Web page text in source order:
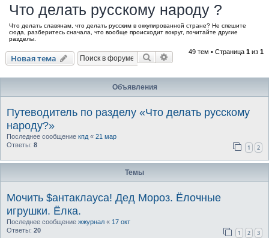
Что делать русскому народу ?
Что делать славянам, что делать русским в оккупированной стране? Не спешите
сюда, разберитесь сначала, что вообще происходит вокруг, почитайте другие
разделы.
Новая тема Поиск Расширенный поиск
49 тем • Страница 1 из 1
Объявления
Путеводитель по разделу «Что делать русскому
народу?»
Последнее сообщение кпд « 21 мар
Ответы: 8 1 2
Темы
Мочить $антаклауса! Дед Мороз. Ёлочные
игрушки. Ёлка.
Последнее сообщение жжурнал « 17 окт
Ответы: 20 1 2 3